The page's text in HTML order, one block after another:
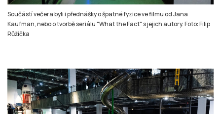
Součástí večera byli i přednášky o špatné fyzice ve filmu od Jana
Kaufman, nebo o tvorbě seriálu "What the Fact" s jejich autory. Foto: Filip
Růžička